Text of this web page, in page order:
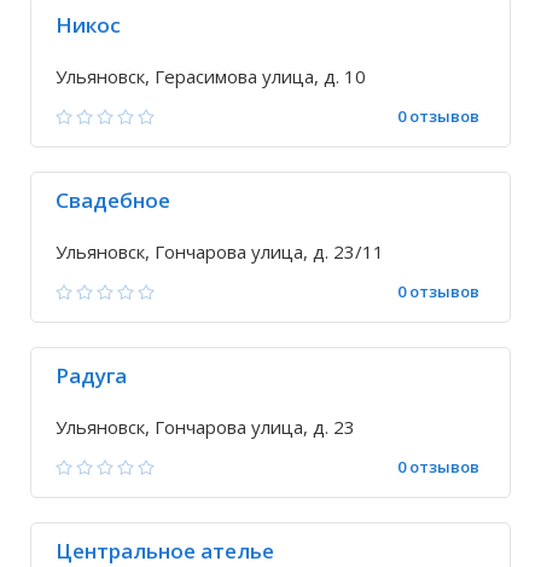
Никос
Ульяновск, Герасимова улица, д. 10
0 отзывов
Свадебное
Ульяновск, Гончарова улица, д. 23/11
0 отзывов
Радуга
Ульяновск, Гончарова улица, д. 23
0 отзывов
Центральное ателье